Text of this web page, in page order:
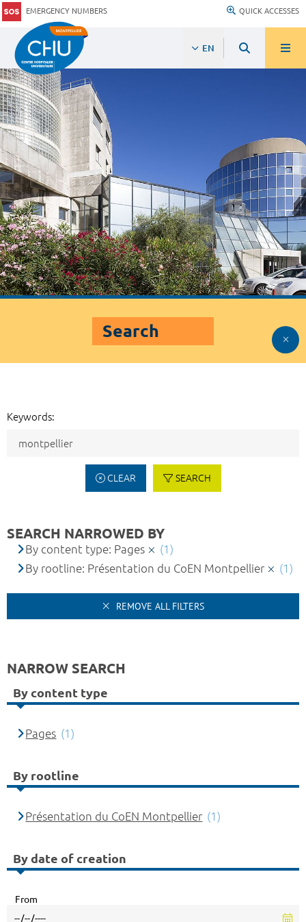
EMERGENCY NUMBERS QUICK ACCESSES
EN
Search
Keywords:
CLEAR SEARCH
SEARCH NARROWED BY
By content type: Pages
(1)
By rootline: Présentation du CoEN Montpellier
(1)
REMOVE ALL FILTERS
NARROW SEARCH
By content type
Pages (1)
By rootline
Présentation du CoEN Montpellier (1)
By date of creation
From